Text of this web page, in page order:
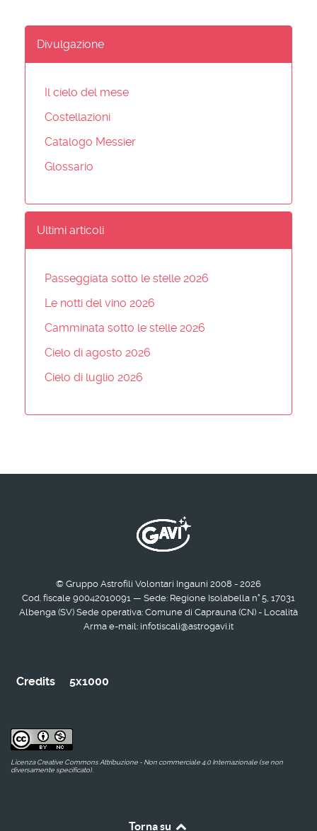
Divulgazione
Il cielo del mese
Costellazioni
Catalogo Messier
Glossario
Ultimi articoli
Passeggiata sotto le stelle 2026
Le notti del vino 2026
Camminata sotto le stelle 2026
Cielo di agosto 2026
Cielo di luglio 2026
© Gruppo Astrofili Volontari Ingauni 2008 - 2026
Cod. fiscale 90042010091 — Sede: Regione Isolabella n° 5, 17031
Albenga (SV) Sede operativa: Comune di Caprauna (CN) - Località
Arma e-mail: infotiscali@astrogavi.it
Credits 5x1000
Licenza Creative Commons Attribuzione - Non commerciale 4.0 Internazionale (se non
diversamente specificato).
Torna su